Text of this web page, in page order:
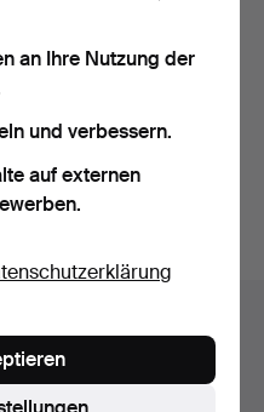
FLACHGLAS, 9 Stk., 18.
4 Gebote
der beendeten
an Ihre Nutzung der
und verbessern.
auf externen